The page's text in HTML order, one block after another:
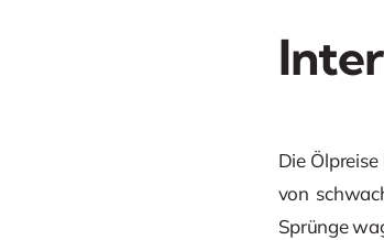
Die
von
Sprünge